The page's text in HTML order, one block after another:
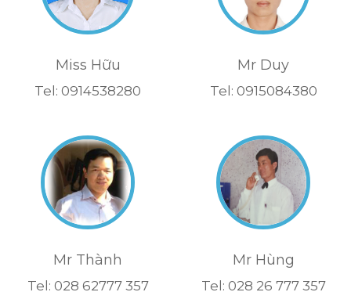
Miss Hữu
Tel: 0914538280
Mr Duy
Tel: 0915084380
Mr Thành
Tel: 028 62777 357
Mr Hùng
Tel: 028 26 777 357